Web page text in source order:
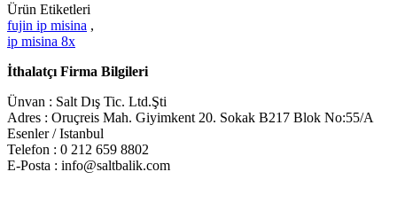
Ürün Etiketleri
fujin ip misina ,
ip misina 8x
İthalatçı Firma Bilgileri
Ünvan : Salt Dış Tic. Ltd.Şti
Adres : Oruçreis Mah. Giyimkent 20. Sokak B217 Blok No:55/A
Esenler / Istanbul
Telefon : 0 212 659 8802
E-Posta : info@saltbalik.com